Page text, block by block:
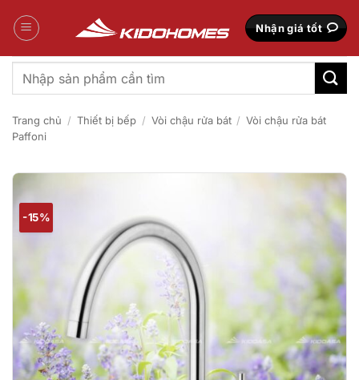
qua
Nhận giá tốt
Tìm
kiếm:
Trang chủ / Thiết bị bếp / Vòi chậu rửa bát / Vòi chậu rửa bát
Paffoni
-15%